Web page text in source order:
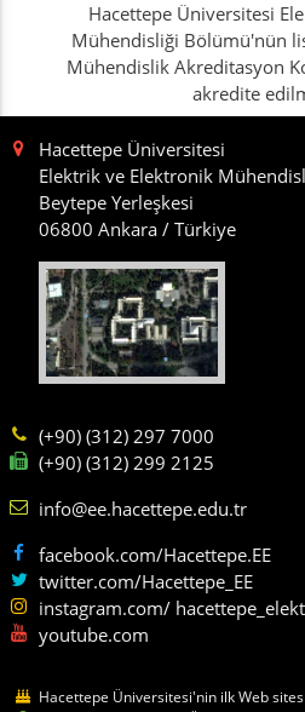
Hacettepe Üniversitesi
Mühendisliği Bölümü'nün
Mühendislik Akreditasyon
akredite
Hacettepe Üniversitesi
Elektrik ve Elektronik
Beytepe Yerleşkesi
06800 Ankara / Türkiye
(+90) (312) 297 7000
(+90) (312) 299 2125
info@ee.hacettepe.edu.tr
facebook.com/Hacettepe.EE
twitter.com/Hacettepe_EE
instagram.com/
youtube.com
Hacettepe Üniversitesi'nin ilk Web